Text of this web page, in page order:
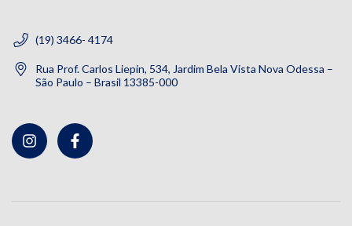
(19) 3466- 4174
Rua Prof. Carlos Liepin, 534, Jardim Bela Vista Nova Odessa –
São Paulo – Brasil 13385-000